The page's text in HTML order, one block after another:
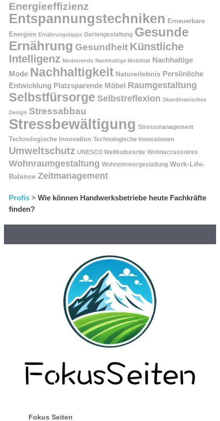
Energieeffizienz
Entspannungstechniken Erneuerbare
Energien Ernährungstipps Gartengestaltung Gesunde
Ernährung Gesundheit Künstliche
Intelligenz Modetrends Nachhaltige Mobilität Nachhaltige
Mode Nachhaltigkeit Naturerlebnis Persönliche
Entwicklung Platzsparende Möbel Raumgestaltung
Selbstfürsorge Selbstreflexion Skandinavisches
Design Stressabbau
Stressbewältigung Stressmanagement
Technologische Innovation Technologische Innovationen
Umweltschutz UNESCO Weltkulturerbe Wohnaccessoires
Wohnraumgestaltung Wohnzimmergestaltung Work-Life-
Balance Zeitmanagement
Profis > Wie können Handwerksbetriebe heute Fachkräfte
finden?
Fokus Seiten